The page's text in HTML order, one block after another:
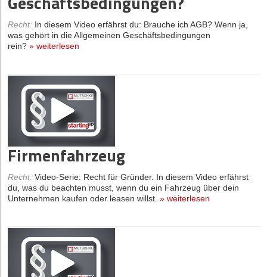
Recht: In diesem Video erfährst du: Brauche ich AGB? Wenn ja,
was gehört in die Allgemeinen Geschäftsbedingungen
rein? » weiterlesen
Firmenfahrzeug
Recht: Video-Serie: Recht für Gründer. In diesem Video erfährst
du, was du beachten musst, wenn du ein Fahrzeug über dein
Unternehmen kaufen oder leasen willst. » weiterlesen